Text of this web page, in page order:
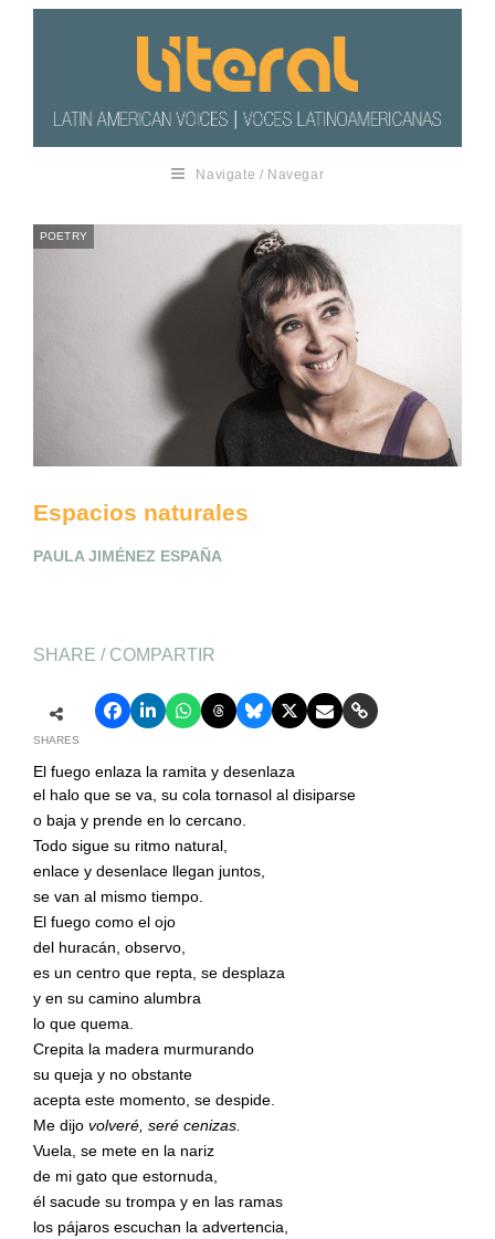
Navigate / Navegar
POETRY
Espacios naturales
PAULA JIMÉNEZ ESPAÑA
SHARE / COMPARTIR
SHARES
El fuego enlaza la ramita y desenlaza
el halo que se va, su cola tornasol al disiparse
o baja y prende en lo cercano.
Todo sigue su ritmo natural,
enlace y desenlace llegan juntos,
se van al mismo tiempo.
El fuego como el ojo
del huracán, observo,
es un centro que repta, se desplaza
y en su camino alumbra
lo que quema.
Crepita la madera murmurando
su queja y no obstante
acepta este momento, se despide.
Me dijo volveré, seré cenizas.
Vuela, se mete en la nariz
de mi gato que estornuda,
él sacude su trompa y en las ramas
los pájaros escuchan la advertencia,